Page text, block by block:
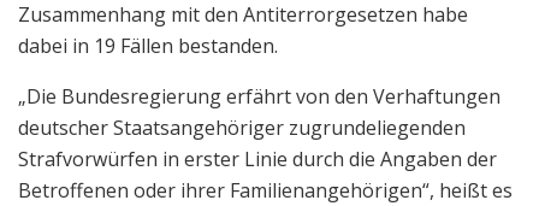
Zusammenhang mit den Antiterrorgesetzen habe
dabei in 19 Fällen bestanden.
„Die Bundesregierung erfährt von den Verhaftungen
deutscher Staatsangehöriger zugrundeliegenden
Strafvorwürfen in erster Linie durch die Angaben der
Betroffenen oder ihrer Familienangehörigen“, heißt es